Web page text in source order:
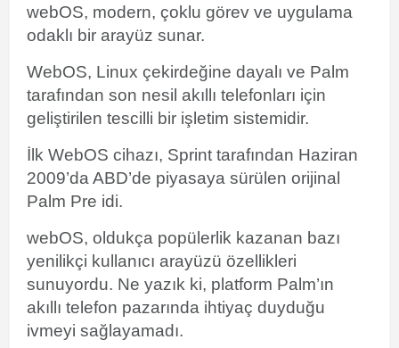
webOS, modern, çoklu görev ve uygulama
odaklı bir arayüz sunar.
WebOS, Linux çekirdeğine dayalı ve Palm
tarafından son nesil akıllı telefonları için
geliştirilen tescilli bir işletim sistemidir.
İlk WebOS cihazı, Sprint tarafından Haziran
2009’da ABD’de piyasaya sürülen orijinal
Palm Pre idi.
webOS, oldukça popülerlik kazanan bazı
yenilikçi kullanıcı arayüzü özellikleri
sunuyordu. Ne yazık ki, platform Palm’ın
akıllı telefon pazarında ihtiyaç duyduğu
ivmeyi sağlayamadı.